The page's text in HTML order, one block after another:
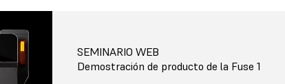
SEMINARIO WEB
Demostración de producto de la Fuse 1